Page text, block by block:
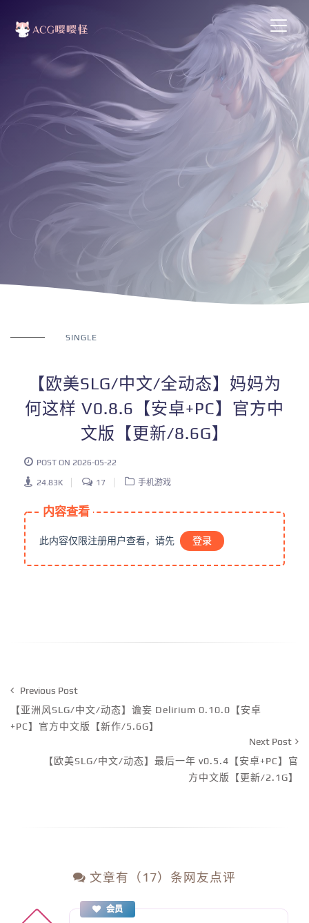
SINGLE
【欧美SLG/中文/全动态】妈妈为
何这样 V0.8.6【安卓+PC】官方中
文版【更新/8.6G】
POST ON 2026-05-22
24.83K 17 手机游戏
内容查看
此内容仅限注册用户查看，请先 登录
Previous Post
【亚洲风SLG/中文/动态】谵妄 Delirium 0.10.0【安卓
+PC】官方中文版【新作/5.6G】
Next Post
【欧美SLG/中文/动态】最后一年 v0.5.4【安卓+PC】官
方中文版【更新/2.1G】
文章有（17）条网友点评
会员